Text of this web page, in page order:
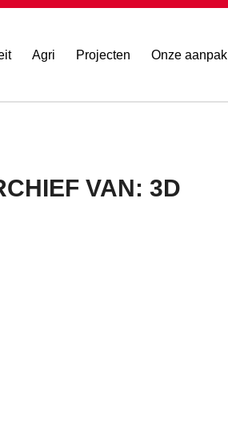
Agri Projecten Onze aanpak
VAN: 3D